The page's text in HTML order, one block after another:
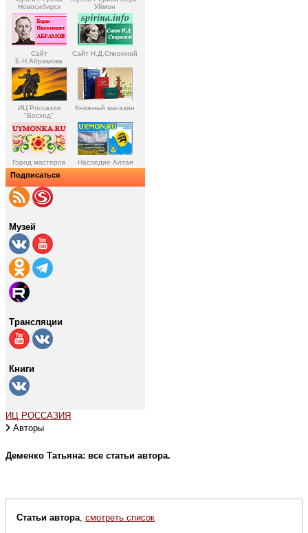
Новосибирск
Уймон
Сайт
Б.Н.Абрамова
Сайт Н.Д.Спириной
ИЦ Россазия
"Восход"
Книжный магазин
Город мастеров Наследие Алтая
Подписаться
Музей
Трансляции
Книги
ИЦ РОССАЗИЯ
Авторы
Деменко Татьяна: все статьи автора.
Статьи автора смотреть список